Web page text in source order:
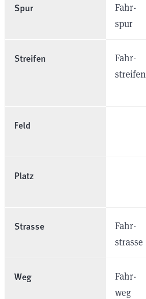
Spur
Fahr­
spur
Streifen
Fahr­
streifen
Feld
Platz
Strasse
Fahr­
strasse
Weg
Fahr­
weg